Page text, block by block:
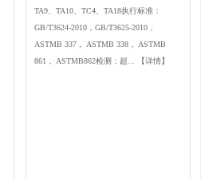
TA9、TA10、TC4、TA18执行标准：
GB/T3624-2010，GB/T3625-2010，
ASTMB 337， ASTMB 338， ASTMB
861， ASTMB862检测：超...
【详情】